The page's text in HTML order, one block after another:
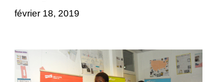
février 18, 2019